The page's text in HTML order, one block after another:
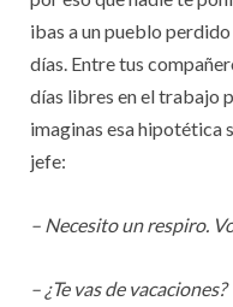
ibas a un pueblo
días. Entre tus
días libres en el trabajo
imaginas esa hipotética
jefe:
– Necesito un respiro.
– ¿Te vas de vacaciones?